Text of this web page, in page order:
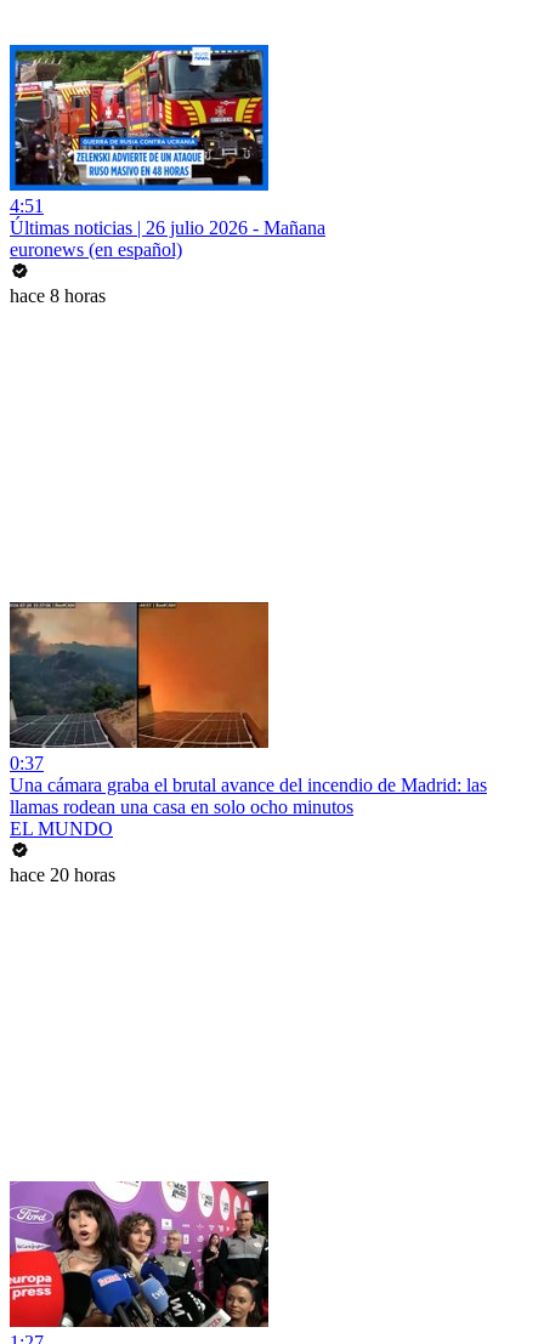
4:51
Últimas noticias | 26 julio 2026 - Mañana
euronews (en español)
hace 8 horas
0:37
Una cámara graba el brutal avance del incendio de Madrid: las
llamas rodean una casa en solo ocho minutos
EL MUNDO
hace 20 horas